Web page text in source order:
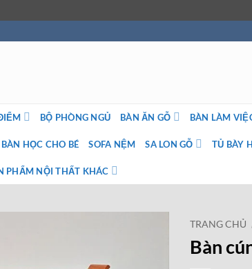
BỘ PHÒNG NGỦ BÀN ĂN GỖ BÀN LÀM
BÀN HỌC CHO BÉ SOFA NỆM SA LON GỖ TỦ BÀY
PHẨM NỘI THẤT KHÁC
TRANG CHỦ
Bàn